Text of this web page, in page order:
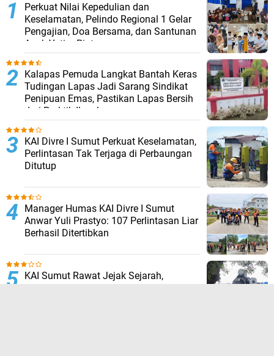
Perkuat Nilai Kepedulian dan
Keselamatan, Pelindo Regional 1 Gelar
Pengajian, Doa Bersama, dan Santunan
Anak Yatim Piatu
Kalapas Pemuda Langkat Bantah Keras
Tudingan Lapas Jadi Sarang Sindikat
Penipuan Emas, Pastikan Lapas Bersih
dari Praktik Ilegal
KAI Divre I Sumut Perkuat Keselamatan,
Perlintasan Tak Terjaga di Perbaungan
Ditutup
Manager Humas KAI Divre I Sumut
Anwar Yuli Prastyo: 107 Perlintasan Liar
Berhasil Ditertibkan
KAI Sumut Rawat Jejak Sejarah,